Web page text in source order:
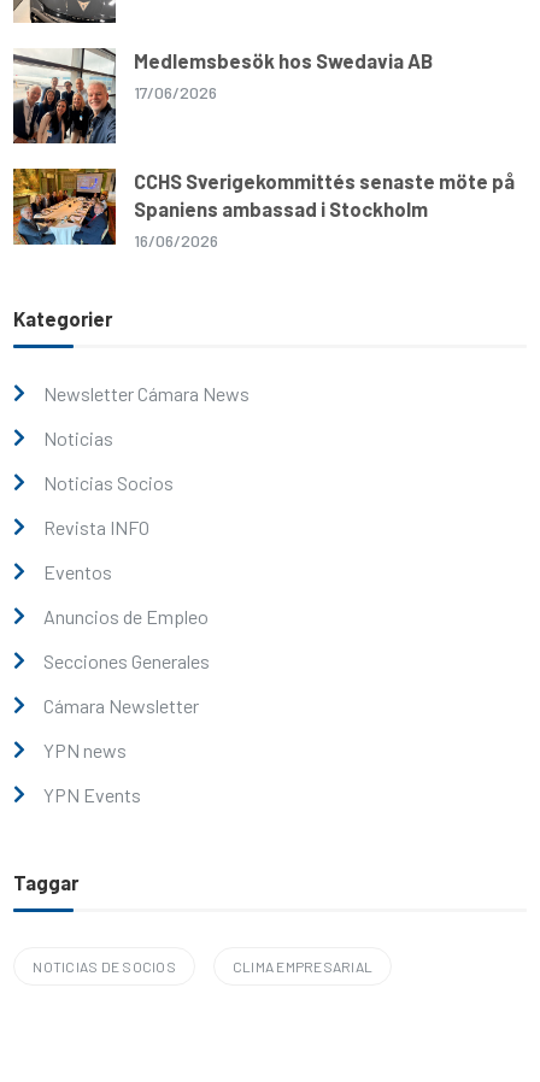
Medlemsbesök hos Swedavia AB
17/06/2026
CCHS Sverigekommittés senaste möte på
Spaniens ambassad i Stockholm
16/06/2026
Kategorier
Newsletter Cámara News
Noticias
Noticias Socios
Revista INFO
Eventos
Anuncios de Empleo
Secciones Generales
Cámara Newsletter
YPN news
YPN Events
Taggar
NOTICIAS DE SOCIOS CLIMA EMPRESARIAL